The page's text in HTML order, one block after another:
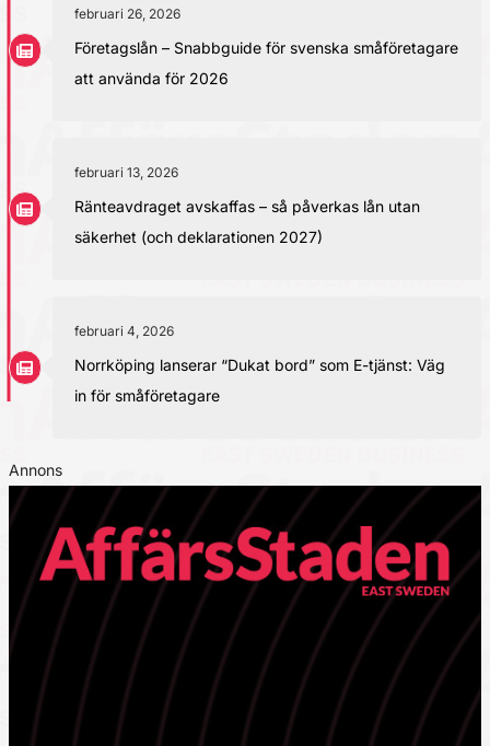
februari 26, 2026
Företagslån – Snabbguide för svenska småföretagare
att använda för 2026
februari 13, 2026
Ränteavdraget avskaffas – så påverkas lån utan
säkerhet (och deklarationen 2027)
februari 4, 2026
Norrköping lanserar “Dukat bord” som E-tjänst: Väg
in för småföretagare
Annons